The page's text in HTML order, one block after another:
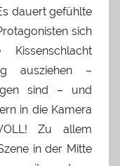
dauert gefühlte
sich
ausziehen –
sind – und
in die Kamera
Zu allem
in der Mitte